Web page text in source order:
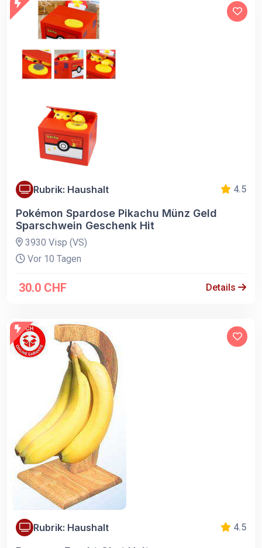
Rubrik: Haushalt 4.5
Pokémon Spardose Pikachu Münz Geld
Sparschwein Geschenk Hit
3930 Visp (VS)
Vor 10 Tagen
30.0 CHF Details
Rubrik: Haushalt 4.5